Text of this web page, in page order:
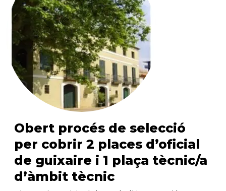
Obert procés de selecció
per cobrir 2 places d’oficial
de guixaire i 1 plaça tècnic/a
d’àmbit tècnic